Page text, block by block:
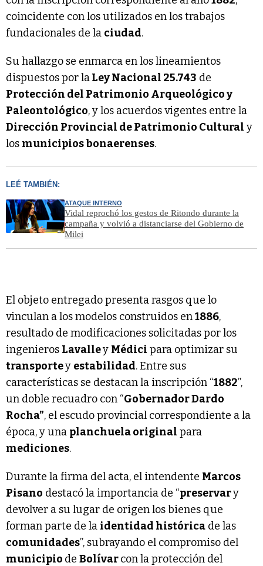
coincidente con los utilizados en los trabajos
fundacionales de la ciudad.
Su hallazgo se enmarca en los lineamientos
dispuestos por laLey Nacional 25.743 de
Protección del Patrimonio Arqueológico y
Paleontológico, y los acuerdos vigentes entre la
Dirección Provincial de Patrimonio Cultural y
los municipios bonaerenses.
LEÉ TAMBIÉN:
ATAQUE INTERNO
Vidal reprochó los gestos de Ritondo durante la
campaña y volvió a distanciarse del Gobierno de
Milei
El objeto entregado presenta rasgos que lo
vinculan a los modelos construidos en1886,
resultado de modificaciones solicitadas por los
ingenieros Lavalley Médici para optimizar su
transportey estabilidad. Entre sus
características se destacan la inscripción “1882”,
un doble recuadro con “Gobernador Dardo
Rocha”, el escudo provincial correspondiente a la
época, y una planchuela original para
mediciones.
Durante la firma del acta, el intendente Marcos
Pisano destacó la importancia de “preservary
devolver a su lugar de origen los bienes que
forman parte de la identidad histórica de las
comunidades”, subrayando el compromiso del
municipio de Bolívarcon la protección del